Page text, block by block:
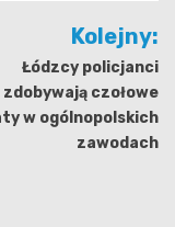
Kolejny:
Łódzcy policjanci
zdobywają czołowe
w ogólnopolskich
zawodach